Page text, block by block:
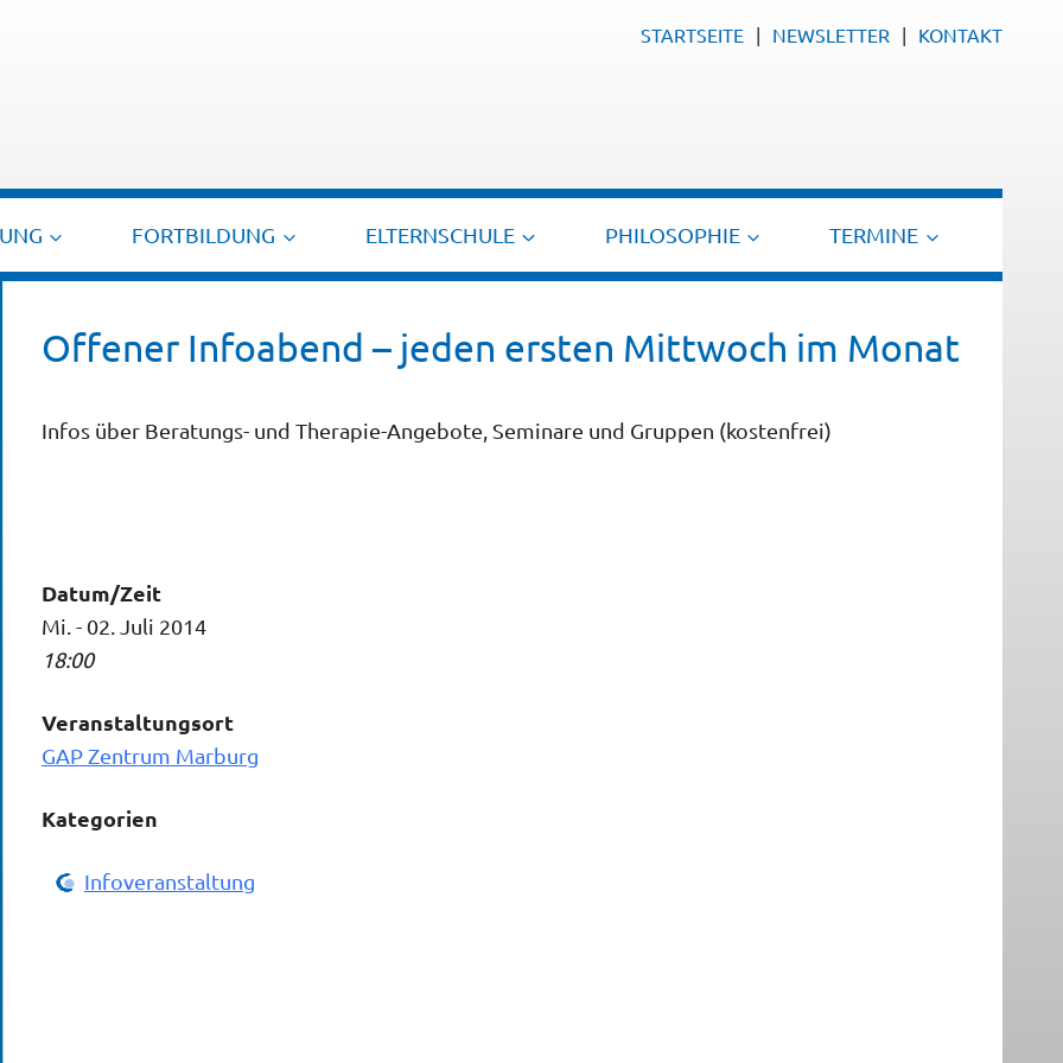
STARTSEITE NEWSLETTER KONTAKT
FORTBILDUNG ELTERNSCHULE PHILOSOPHIE TERMINE
Offener Infoabend – jeden ersten Mittwoch im Monat
Infos über Beratungs- und Therapie-Angebote, Seminare und Gruppen (kostenfrei)
Datum/Zeit
Mi. - 02. Juli 2014
18:00
Veranstaltungsort
GAP Zentrum Marburg
Kategorien
Infoveranstaltung